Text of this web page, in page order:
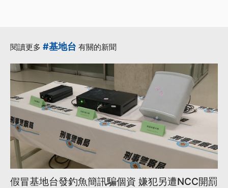
閱讀更多 #基地台 有關的新聞
假冒基地台發釣魚簡訊騙個資 嫌犯另遭NCC開罰